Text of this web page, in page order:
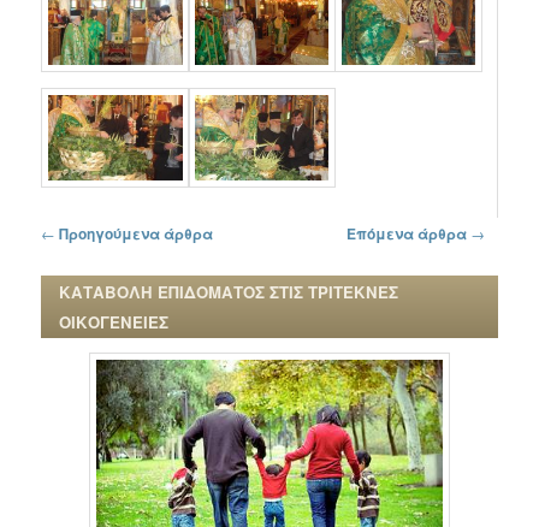
Πλοήγηση στα άρθρα
← Προηγούμενα άρθρα Επόμενα άρθρα →
ΚΑΤΑΒΟΛΗ ΕΠΙΔΟΜΑΤΟΣ ΣΤΙΣ ΤΡΙΤΕΚΝΕΣ
ΟΙΚΟΓΕΝΕΙΕΣ